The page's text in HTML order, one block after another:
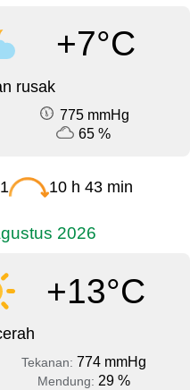
+7°C
rusak
775 mmHg
65 %
10 h 43 min
2026
+13°C
Tekanan: 774 mmHg
Mendung: 29 %